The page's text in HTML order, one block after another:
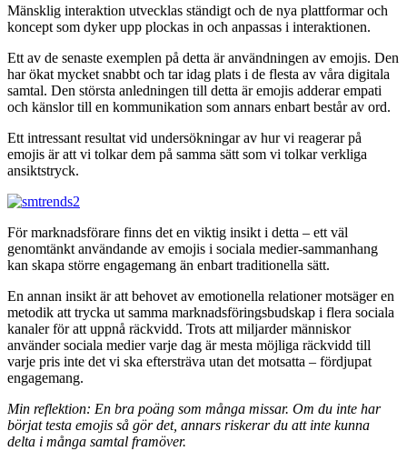
Mänsklig interaktion utvecklas ständigt och de nya plattformar och
koncept som dyker upp plockas in och anpassas i interaktionen.
Ett av de senaste exemplen på detta är användningen av emojis. Den
har ökat mycket snabbt och tar idag plats i de flesta av våra digitala
samtal. Den största anledningen till detta är emojis adderar empati
och känslor till en kommunikation som annars enbart består av ord.
Ett intressant resultat vid undersökningar av hur vi reagerar på
emojis är att vi tolkar dem på samma sätt som vi tolkar verkliga
ansiktstryck.
För marknadsförare finns det en viktig insikt i detta – ett väl
genomtänkt användande av emojis i sociala medier-sammanhang
kan skapa större engagemang än enbart traditionella sätt.
En annan insikt är att behovet av emotionella relationer motsäger en
metodik att trycka ut samma marknadsföringsbudskap i flera sociala
kanaler för att uppnå räckvidd. Trots att miljarder människor
använder sociala medier varje dag är mesta möjliga räckvidd till
varje pris inte det vi ska eftersträva utan det motsatta – fördjupat
engagemang.
Min reflektion: En bra poäng som många missar. Om du inte har
börjat testa emojis så gör det, annars riskerar du att inte kunna
delta i många samtal framöver.